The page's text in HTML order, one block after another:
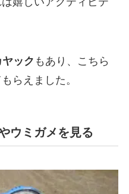
ヤック もあり、こちら
らえました。
ウミガメを見る